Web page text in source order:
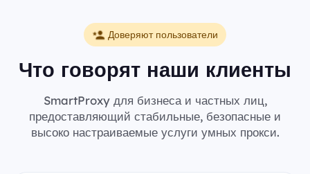
Доверяют пользователи
Что говорят наши клиенты
SmartProxy для бизнеса и частных лиц,
предоставляющий стабильные, безопасные и
высоко настраиваемые услуги умных прокси.